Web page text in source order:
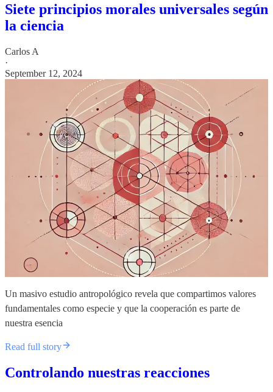
Siete principios morales universales según
la ciencia
Carlos A
·
September 12, 2024
Un masivo estudio antropológico revela que compartimos valores
fundamentales como especie y que la cooperación es parte de
nuestra esencia
Read full story
Controlando nuestras reacciones